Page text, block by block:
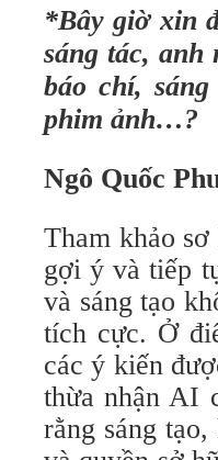
*Bây giờ xin
sáng tác,
báo chí,
phim ảnh…?
Ngô Quốc
Tham khảo
gợi ý và tiếp
và sáng tạo
tích cực. Ở
các ý kiến
thừa nhận AI
rằng sáng